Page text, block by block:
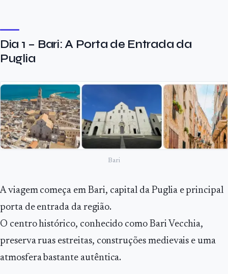
Dia 1 – Bari: A Porta de Entrada da
Puglia
Bari
A viagem começa em Bari, capital da Puglia e principal
porta de entrada da região.
O centro histórico, conhecido como Bari Vecchia,
preserva ruas estreitas, construções medievais e uma
atmosfera bastante autêntica.